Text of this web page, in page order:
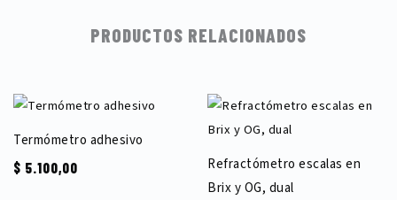
PRODUCTOS RELACIONADOS
Termómetro adhesivo
$ 5.100,00
Refractómetro escalas en
Brix y OG, dual